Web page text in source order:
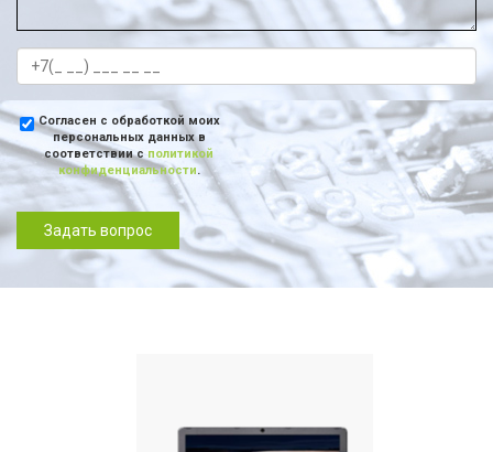
Согласен с обработкой моих
персональных данных в
соответствии с политикой
конфиденциальности.
Задать вопрос